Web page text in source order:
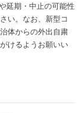
延期・中止の可能性
い。なお、新型コ
体からの外出自粛
けるようお願いい